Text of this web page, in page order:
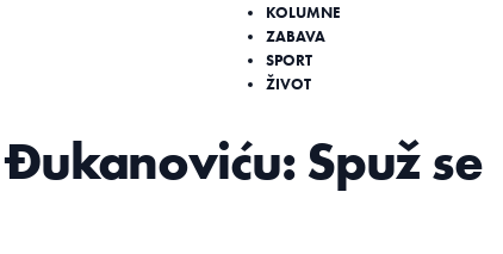
KOLUMNE
ZABAVA
SPORT
ŽIVOT
Đukanoviću: Spuž se